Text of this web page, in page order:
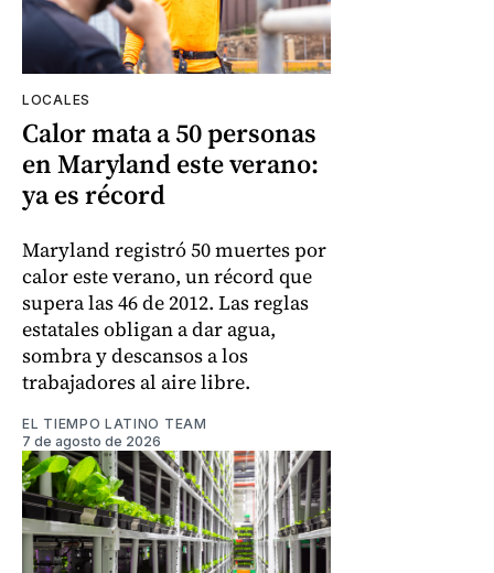
LOCALES
Calor mata a 50 personas
en Maryland este verano:
ya es récord
Maryland registró 50 muertes por
calor este verano, un récord que
supera las 46 de 2012. Las reglas
estatales obligan a dar agua,
sombra y descansos a los
trabajadores al aire libre.
EL TIEMPO LATINO TEAM
7 de agosto de 2026